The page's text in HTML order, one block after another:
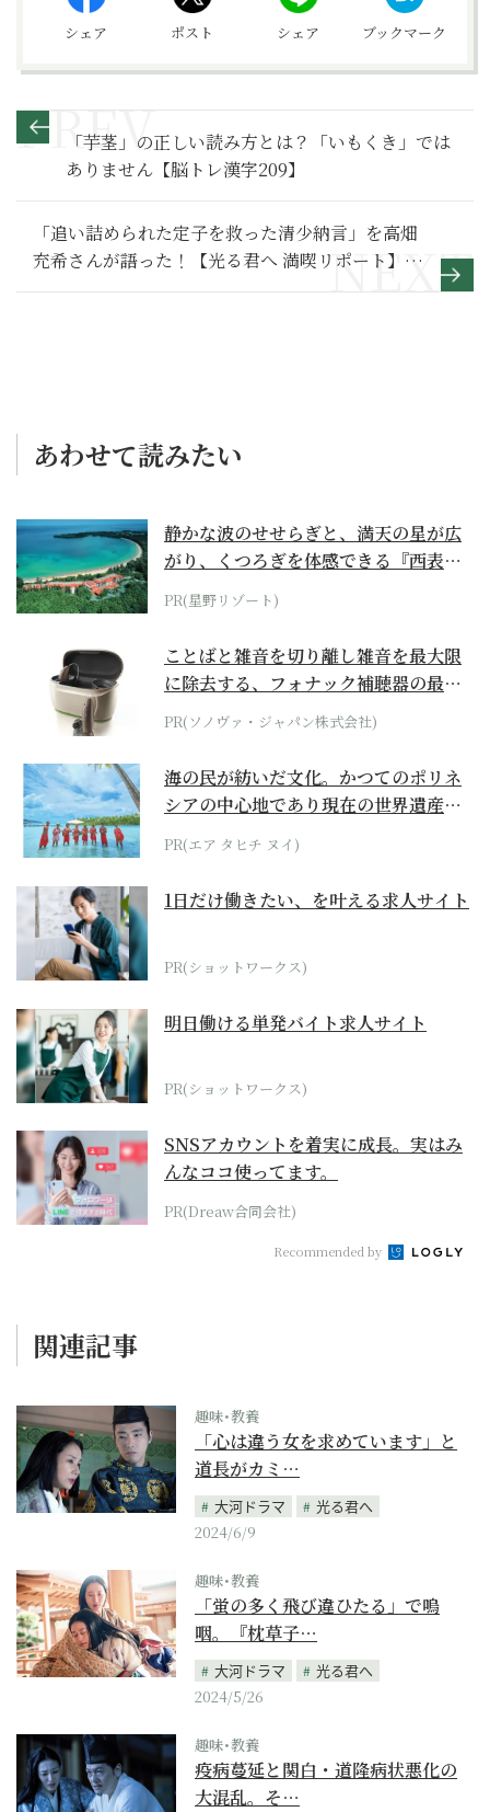
シェア ポスト シェア ブックマーク
「芋茎」の正しい読み方とは？「いもくき」では
ありません【脳トレ漢字209】
「追い詰められた定子を救った清少納言」を高畑
充希さんが語った！【光る君へ 満喫リポート】定
子編
あわせて読みたい
静かな波のせせらぎと、満天の星が広
がり、くつろぎを体感できる『西表島
ホテル by...
PR(星野リゾート)
ことばと雑音を切り離し雑音を最大限
に除去する、フォナック補聴器の最上
位モデル
PR(ソノヴァ・ジャパン株式会社)
海の民が紡いだ文化。かつてのポリネ
シアの中心地であり現在の世界遺産か
らみえてくる...
PR(エア タヒチ ヌイ)
1日だけ働きたい、を叶える求人サイト
PR(ショットワークス)
明日働ける単発バイト求人サイト
PR(ショットワークス)
SNSアカウントを着実に成長。実はみ
んなココ使ってます。
PR(Dreaw合同会社)
Recommended by
関連記事
趣味･教養
「心は違う女を求めています」と
道長がカミ…
大河ドラマ
光る君へ
2024/6/9
趣味･教養
「蛍の多く飛び違ひたる」で嗚
咽。『枕草子…
大河ドラマ
光る君へ
2024/5/26
趣味･教養
疫病蔓延と関白・道隆病状悪化の
大混乱。そ…